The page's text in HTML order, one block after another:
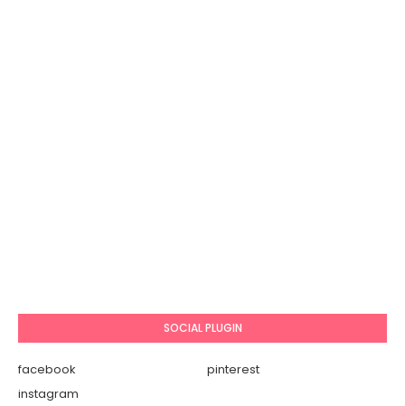
SOCIAL PLUGIN
facebook
pinterest
instagram